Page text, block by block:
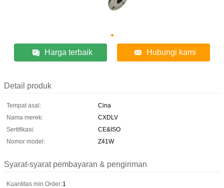
Harga terbaik Hubungi kami
Detail produk
Tempat asal:
Cina
Nama merek:
CXDLV
Sertifikasi:
CE&ISO
Nomor model:
Z41W
Syarat-syarat pembayaran & pengiriman
Kuantitas min Order:1